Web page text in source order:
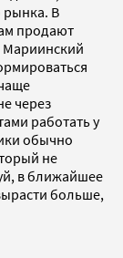
рынка. В
продают
Мариинский
через
работать у
обычно
не
в ближайшее
больше,